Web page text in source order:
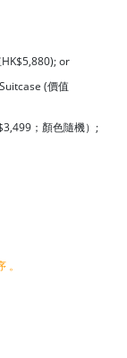
or
(價值
；顏色隨機）;